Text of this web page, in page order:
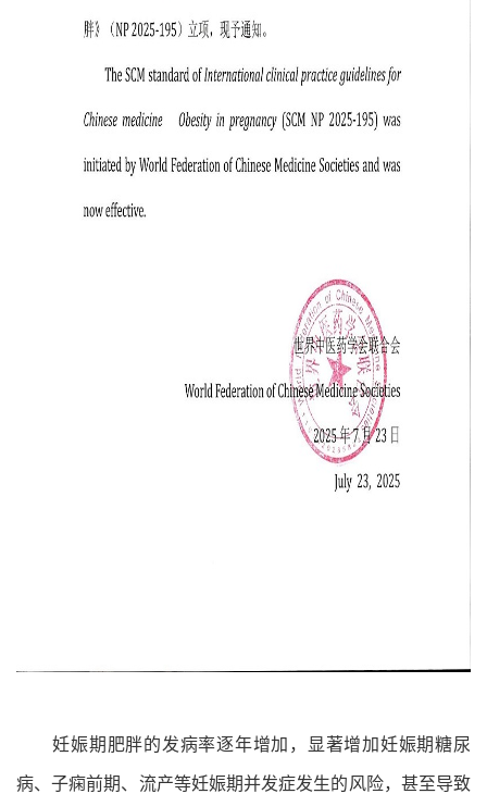
妊娠期肥胖的发病率逐年增加，显著增加妊娠期糖尿
病、子痫前期、流产等妊娠期并发症发生的风险，甚至导致